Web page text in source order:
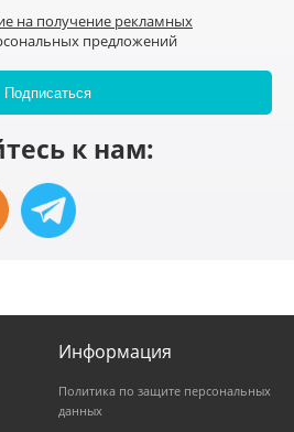
на получение рекламных
предложений
к нам:
Информация
Политика по защите персональных
данных